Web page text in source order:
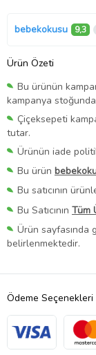
bebekokusu 9,3
Ürün Özeti
Bu ürünün
kampanya
Çiçeksepeti
tutar.
Ürünün iade
Bu ürün
Bu satıcının
Bu Satıcının Tüm
Ürün sayfasında
belirlenmektedir.
Ödeme Seçenekleri